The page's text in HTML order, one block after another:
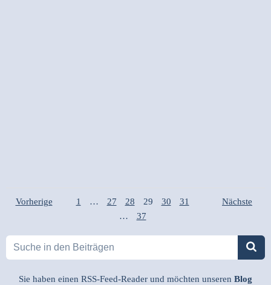
Posts
Vorherige
Posts
Page
1 … Page
27 Page
28 Page
29 Page
30 Page
31
…
Page
37
Posts
Nächste
Sie haben einen RSS-Feed-Reader und möchten unseren Blog